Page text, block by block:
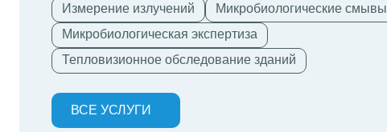
Измерение излучений
Микробиологические смывы
Микробиологическая экспертиза
Тепловизионное обследование зданий
ВСЕ УСЛУГИ